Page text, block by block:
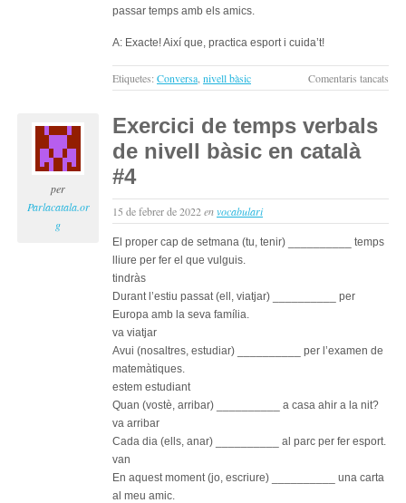
passar temps amb els amics.
A: Exacte! Així que, practica esport i cuida’t!
Etiquetes: Conversa nivell bàsic Comentaris tancats
Els
a
la
per
Parlacatala.or
g
Exercici de temps verbals
de nivell bàsic en català
#4
15 de febrer de 2022envocabulari
El proper cap de setmana (tu, tenir) __________ temps
lliure per fer el que vulguis.
tindràs
Durant l’estiu passat (ell, viatjar) __________ per
Europa amb la seva família.
va viatjar
Avui (nosaltres, estudiar) __________ per l’examen de
matemàtiques.
estem estudiant
Quan (vostè, arribar) __________ a casa ahir a la nit?
va arribar
Cada dia (ells, anar) __________ al parc per fer esport.
van
En aquest moment (jo, escriure) __________ una carta
al meu amic.